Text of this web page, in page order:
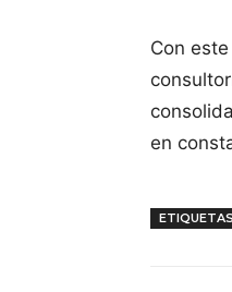
Con
en
ETIQUETAS